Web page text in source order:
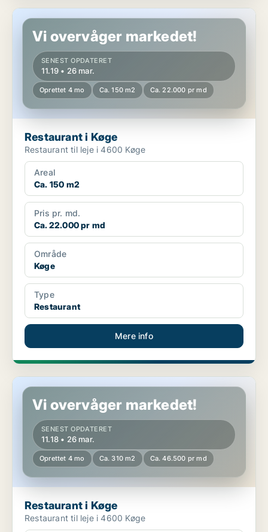
Restaurant i Køge
Vi overvåger markedet!
SENEST OPDATERET
11.19 • 26 mar.
Oprettet 4 mo Ca. 150 m2 Ca. 22.000 pr md
Restaurant i Køge
Restaurant til leje i 4600 Køge
Areal
Ca. 150 m2
Pris pr. md.
Ca. 22.000 pr md
Område
Køge
Type
Restaurant
Mere info
Restaurant i Køge
Vi overvåger markedet!
SENEST OPDATERET
11.18 • 26 mar.
Oprettet 4 mo Ca. 310 m2 Ca. 46.500 pr md
Restaurant i Køge
Restaurant til leje i 4600 Køge